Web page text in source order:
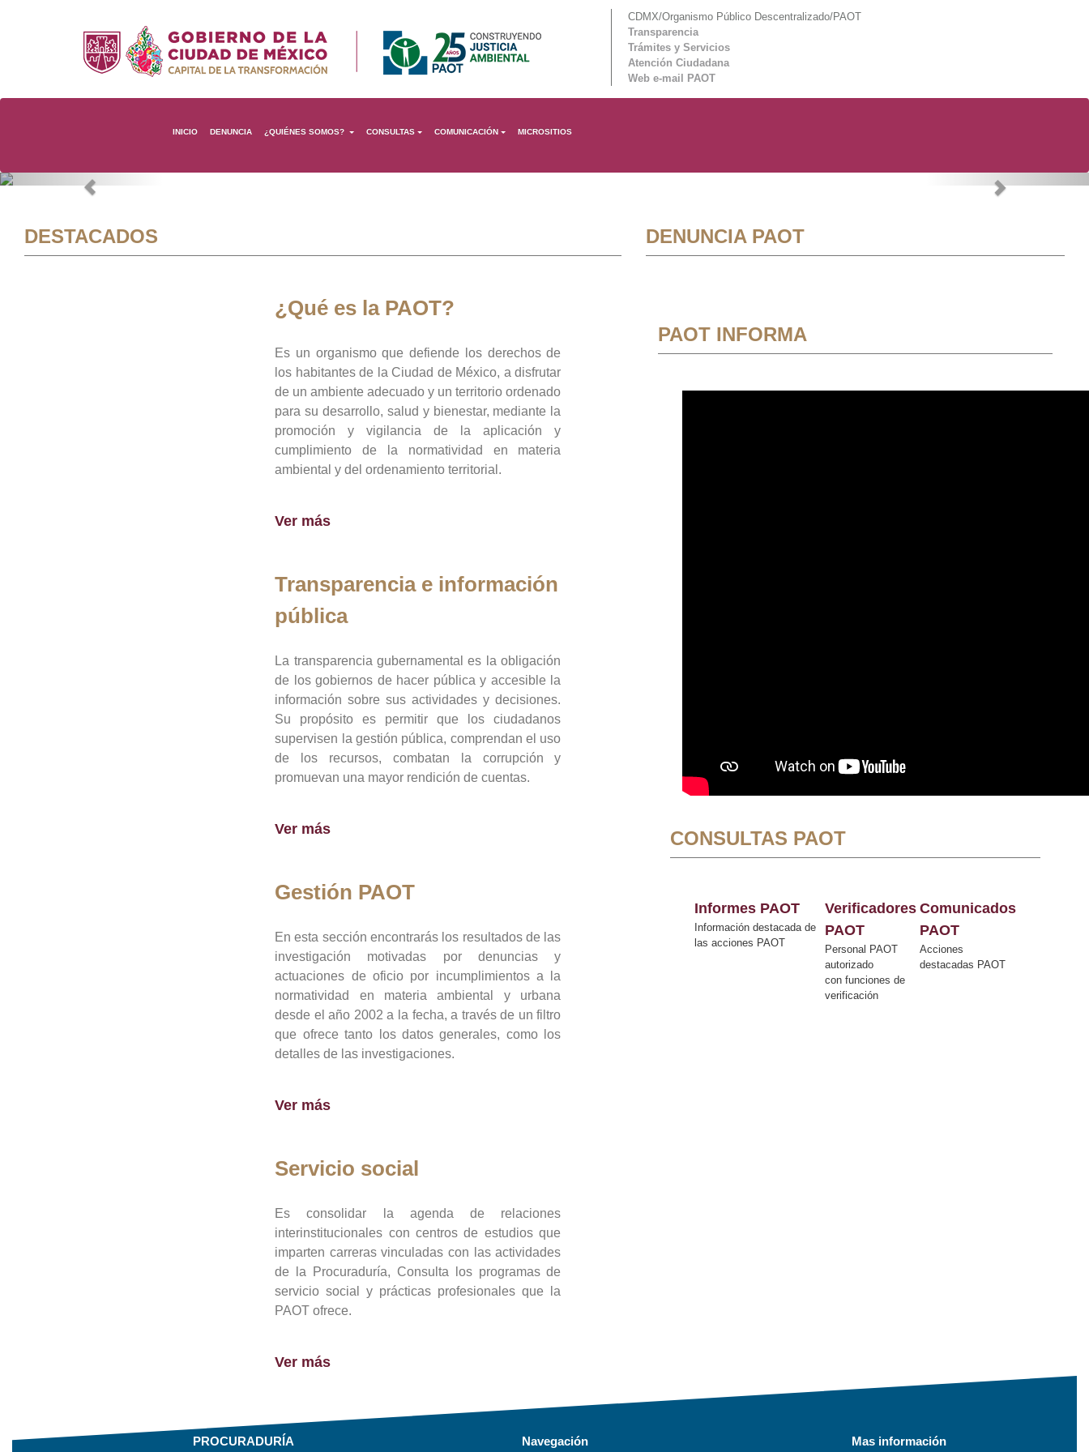
CDMX/Organismo Público Descentralizado/PAOT
Transparencia
Trámites y Servicios
Atención Ciudadana
Web e-mail PAOT
INICIO DENUNCIA ¿QUIÉNES SOMOS? CONSULTAS COMUNICACIÓN MICROSITIOS
Previous Next
DESTACADOS
¿Qué es la PAOT?
Es un organismo que defiende los derechos de
los habitantes de la Ciudad de México, a disfrutar
de un ambiente adecuado y un territorio ordenado
para su desarrollo, salud y bienestar, mediante la
promoción y vigilancia de la aplicación y
cumplimiento de la normatividad en materia
ambiental y del ordenamiento territorial.
Ver más
Transparencia e información
pública
La transparencia gubernamental es la obligación
de los gobiernos de hacer pública y accesible la
información sobre sus actividades y decisiones.
Su propósito es permitir que los ciudadanos
supervisen la gestión pública, comprendan el uso
de los recursos, combatan la corrupción y
promuevan una mayor rendición de cuentas.
Ver más
Gestión PAOT
En esta sección encontrarás los resultados de las
investigación motivadas por denuncias y
actuaciones de oficio por incumplimientos a la
normatividad en materia ambiental y urbana
desde el año 2002 a la fecha, a través de un filtro
que ofrece tanto los datos generales, como los
detalles de las investigaciones.
Ver más
Servicio social
Es consolidar la agenda de relaciones
interinstitucionales con centros de estudios que
imparten carreras vinculadas con las actividades
de la Procuraduría, Consulta los programas de
servicio social y prácticas profesionales que la
PAOT ofrece.
Ver más
DENUNCIA PAOT
PAOT INFORMA
CONSULTAS PAOT
Informes PAOT
Información destacada de
las acciones PAOT
Verificadores
PAOT
Personal PAOT
autorizado
con funciones de
verificación
Comunicados
PAOT
Acciones
destacadas PAOT
PROCURADURÍA Navegación Mas información